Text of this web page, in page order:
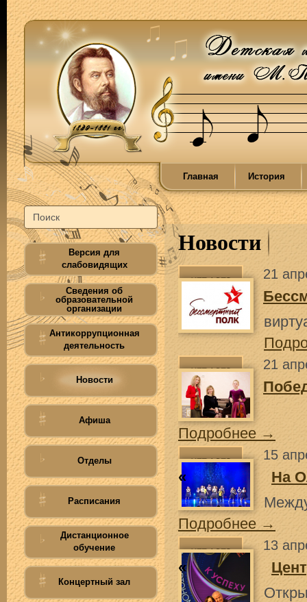
Главная История
Версия для
слабовидящих
Сведения об
образовательной
организации
Антикоррупционная
деятельность
Новости
Афиша
Отделы
Расписания
Дистанционное
обучение
Концертный зал
Новости
21
21
Подробнее →
15
«
На
Подробнее →
13
«